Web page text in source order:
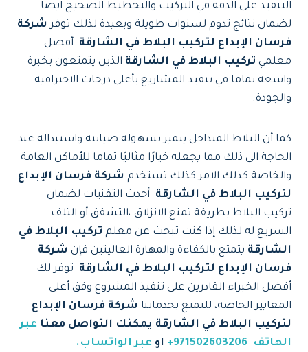
التنفيذ على الدقة في التركيب والتخطيط الصحيح ايضا
لضمان نتائج تدوم لسنوات طويلة وبعيدة لذلك توفر شركة
فرسان الإبداع لتركيب البلاط في الشارقة أفضل
معلمي تركيب البلاط في الشارقة الذين يتمتعون بخبرة
واسعة تماما في تنفيذ المشاريع بأعلى درجات الاحترافية
والجودة.
كما أن البلاط المتداخل يتميز بسهولة صيانته واستبداله عند
الحاجة الى ذلك مما يجعله خيارًا مثاليًا تماما للأماكن العامة
والخاصة كذلك الامر كذلك تستخدم شركة فرسان الإبداع
لتركيب البلاط في الشارقة أحدث التقنيات لضمان
تركيب البلاط بطريقة تمنع الانزلاق ،التشقق أو التلف
السريع له لذلك إذا كنت تبحث عن معلم تركيب البلاط في
الشارقة يتمتع بالكفاءة والمهارة العاليتين فإن شركة
فرسان الإبداع لتركيب البلاط في الشارقة توفر لك
أفضل الخبراء القادرين على تنفيذ المشروع وفق أعلى
المعايير الخاصة، للتمتع بخدماتنا شركة فرسان الإبداع
لتركيب البلاط في الشارقة يمكنك التواصل معنا عبر
الهاتف
او عبر الواتساب.